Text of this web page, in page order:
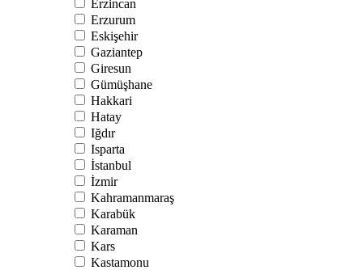
Erzincan
Erzurum
Eskişehir
Gaziantep
Giresun
Gümüşhane
Hakkari
Hatay
Iğdır
Isparta
İstanbul
İzmir
Kahramanmaraş
Karabük
Karaman
Kars
Kastamonu